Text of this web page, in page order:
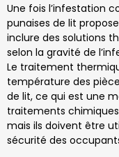
Une fois l’infestation
punaises de lit
inclure des solutions
selon la gravité de
Le traitement
température des
de lit, ce qui est une
traitements
mais ils doivent être
sécurité des